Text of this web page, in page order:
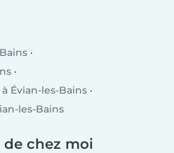
Évian-les-Bains
les-Bains
de chez moi